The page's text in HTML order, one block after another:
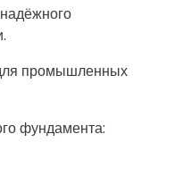
промышленных
фундамента: